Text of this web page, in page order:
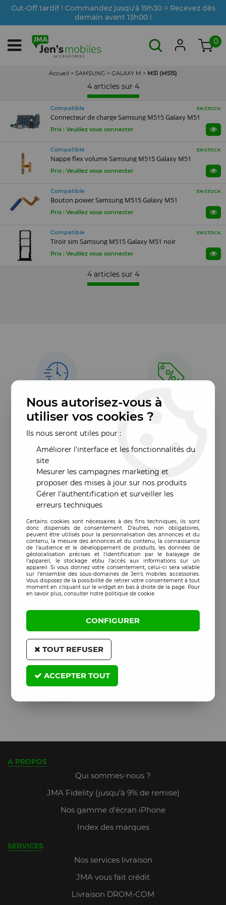
Cut-Off tardif ! Commandez jusqu'à 19h30 = Recevez dès
demain avant 13h00 !
0
Accueil > SAMSUNG > GALAXY M > M51 (M515)
4 articles sur 4
Compatible EN STOCK
Connecteur de charge Samsung M515 Galaxy M51
Prix : Veuillez vous connecter
Compatible EN STOCK
Nappe flex volume Samsung M515 Galaxy M51
Prix : Veuillez vous connecter
Compatible EN STOCK
Bouton power Samsung M515 Galaxy M51
Prix : Veuillez vous connecter
Compatible EN STOCK
Tiroir sim Samsung M515 Galaxy M51 noir
Prix : Veuillez vous connecter
4 articles sur 4
A PROPOS
Qui sommes-nous ?
JMA Fidelity (jusqu'à 9% de remise)
Nos gamme d'écran iPhone
Index des marques
SERVICES
Nos services livraison
JMA vous fait crédit
Livraison DROM-COM
Nous autorisez-vous à
utiliser vos cookies ?
Ils nous seront utiles pour :
Améliorer l'interface et les fonctionnalités du
site
Mesurer les campagnes marketing et
proposer des mises à jour sur nos produits
Gérer l'authentification et surveiller les
erreurs techniques
Certains cookies sont nécessaires à des fins techniques, ils sont
donc dispensés de consentement. D'autres, non obligatoires,
peuvent être utilisés pour la personnalisation des annonces et du
contenu, la mesure des annonces et du contenu, la connaissance
de l'audience et le développement de produits, les données de
géolocalisation précises et l'identification par le balayage de
l'appareil, le stockage et/ou l'accès aux informations sur un
appareil. Si vous donnez votre consentement, celui-ci sera valable
sur l’ensemble des sous-domaines de Jen's mobiles accessories.
Vous disposez de la possibilité de retirer votre consentement à tout
moment en cliquant sur le widget en bas à droite de la page. Pour
en savoir plus, consulter notre politique de cookie.
CONFIGURER
TOUT REFUSER
ACCEPTER TOUT